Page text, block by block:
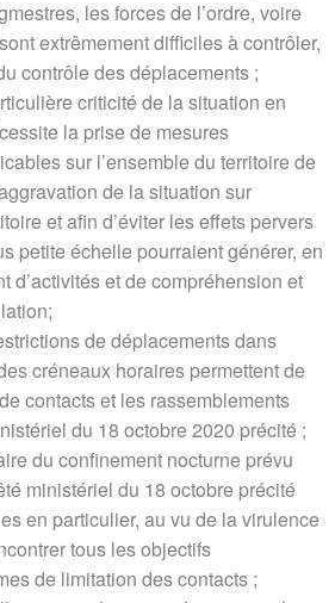
les forces de l’ordre, voire
extrêmement difficiles à contrôler,
contrôle des déplacements ;
criticité de la situation en
la prise de mesures
sur l’ensemble du territoire de
de la situation sur
et afin d’éviter les effets pervers
petite échelle pourraient générer, en
d’activités et de compréhension et
de déplacements dans
créneaux horaires permettent de
contacts et les rassemblements
du 18 octobre 2020 précité ;
du confinement nocturne prévu
ministériel du 18 octobre précité
en particulier, au vu de la virulence
tous les objectifs
de limitation des contacts ;